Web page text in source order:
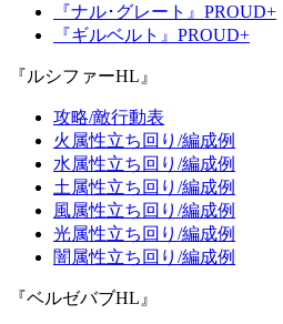
『ナル･グレート』PROUD+
『ギルベルト』PROUD+
『ルシファーHL』
攻略/敵行動表
火属性立ち回り/編成例
水属性立ち回り/編成例
土属性立ち回り/編成例
風属性立ち回り/編成例
光属性立ち回り/編成例
闇属性立ち回り/編成例
『ベルゼバブHL』